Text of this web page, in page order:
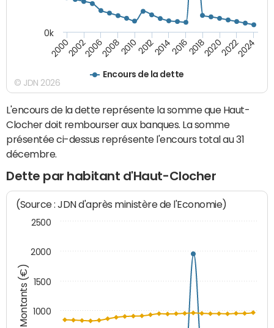
Encours de la dette
200020022006200820102012201420162018202020222024
0k
© JDN 2026
L'encours de la dette représente la somme que Haut-
Clocher doit rembourser aux banques. La somme
présentée ci-dessus représente l'encours total au 31
décembre.
Dette par habitant d'Haut-Clocher
Montants (€)
(Source : JDN d'après ministère de l'Economie)
1000
1500
2000
2500